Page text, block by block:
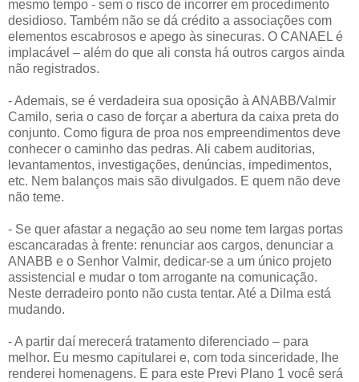
mesmo tempo - sem o risco de incorrer em procedimento
desidioso. Também não se dá crédito a associações com
elementos escabrosos e apego às sinecuras. O CANAEL é
implacável – além do que ali consta há outros cargos ainda
não registrados.
- Ademais, se é verdadeira sua oposição à ANABB/Valmir
Camilo, seria o caso de forçar a abertura da caixa preta do
conjunto. Como figura de proa nos empreendimentos deve
conhecer o caminho das pedras. Ali cabem auditorias,
levantamentos, investigações, denúncias, impedimentos,
etc. Nem balanços mais são divulgados. E quem não deve
não teme.
- Se quer afastar a negação ao seu nome tem largas portas
escancaradas à frente: renunciar aos cargos, denunciar a
ANABB e o Senhor Valmir, dedicar-se a um único projeto
assistencial e mudar o tom arrogante na comunicação.
Neste derradeiro ponto não custa tentar. Até a Dilma está
mudando.
- A partir daí merecerá tratamento diferenciado – para
melhor. Eu mesmo capitularei e, com toda sinceridade, lhe
renderei homenagens. E para este Previ Plano 1 você será